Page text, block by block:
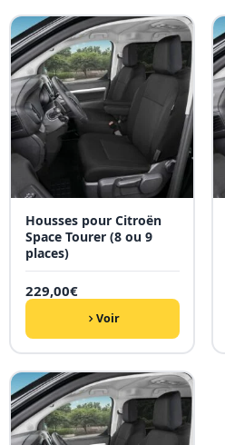
Housses pour Citroën
Space Tourer (8 ou 9
places)
229,00€
Voir